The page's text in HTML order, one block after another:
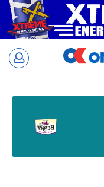
Skip